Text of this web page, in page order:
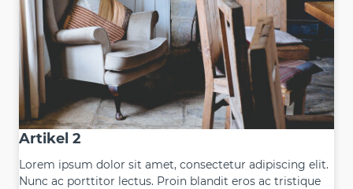
Artikel 2
Lorem ipsum dolor sit amet, consectetur adipiscing elit.
Nunc ac porttitor lectus. Proin blandit eros ac tristique